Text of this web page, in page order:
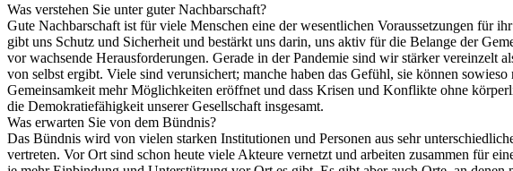
Was verstehen Sie unter guter Nachbarschaft?
Gute Nachbarschaft ist für viele Menschen eine der wesentlichen Voraussetzungen für
gibt uns Schutz und Sicherheit und bestärkt uns darin, uns aktiv für die Belange der
vor wachsende Herausforderungen. Gerade in der Pandemie sind wir stärker vereinzelt
von selbst ergibt. Viele sind verunsichert; manche haben das Gefühl, sie können
Gemeinsamkeit mehr Möglichkeiten eröffnet und dass Krisen und Konflikte ohne
die Demokratiefähigkeit unserer Gesellschaft insgesamt.
Was erwarten Sie von dem Bündnis?
Das Bündnis wird von vielen starken Institutionen und Personen aus sehr
vertreten. Vor Ort sind schon heute viele Akteure vernetzt und arbeiten zusammen für